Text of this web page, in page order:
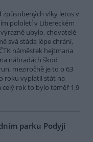
způsobených vlky letos v
pololetí v Libereckém
ubylo, chovatelé
svá stáda lépe chrání,
náměstek hejtmana
náhradách škod
meziročně je to o 63
roku vyplatil stát na
rok to bylo téměř 1,9
parku Podyjí